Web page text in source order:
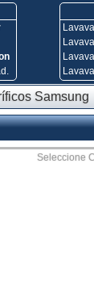
Samsung
Seleccione